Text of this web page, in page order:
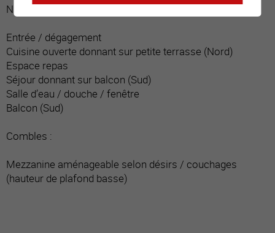
Niveau principal :
Entrée / dégagement
Cuisine ouverte donnant sur petite terrasse (Nord)
Espace repas
Séjour donnant sur balcon (Sud)
Salle d’eau / douche / fenêtre
Balcon (Sud)
Combles :
Mezzanine aménageable selon désirs / couchages
(hauteur de plafond basse)